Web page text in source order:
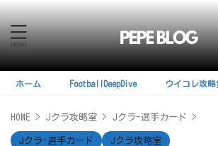
ホーム FootballDeepDive ウイコレ攻略
HOME > Jクラ攻略室 > Jクラ-選手カード >
Jクラ-選手カード Jクラ攻略室